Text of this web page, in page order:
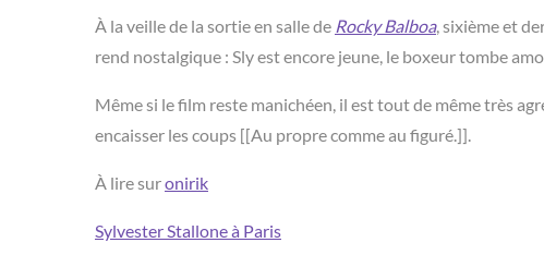
À la veille de la sortie en salle de Rocky Balboa, sixième et
rend nostalgique : Sly est encore jeune, le boxeur tombe
Même si le film reste manichéen, il est tout de même très
encaisser les coups [[Au propre comme au figuré.]].
À lire suronirik
Sylvester Stallone à Paris